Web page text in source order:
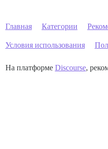
Главная Категории
Условия использования
На платформе Discourse,